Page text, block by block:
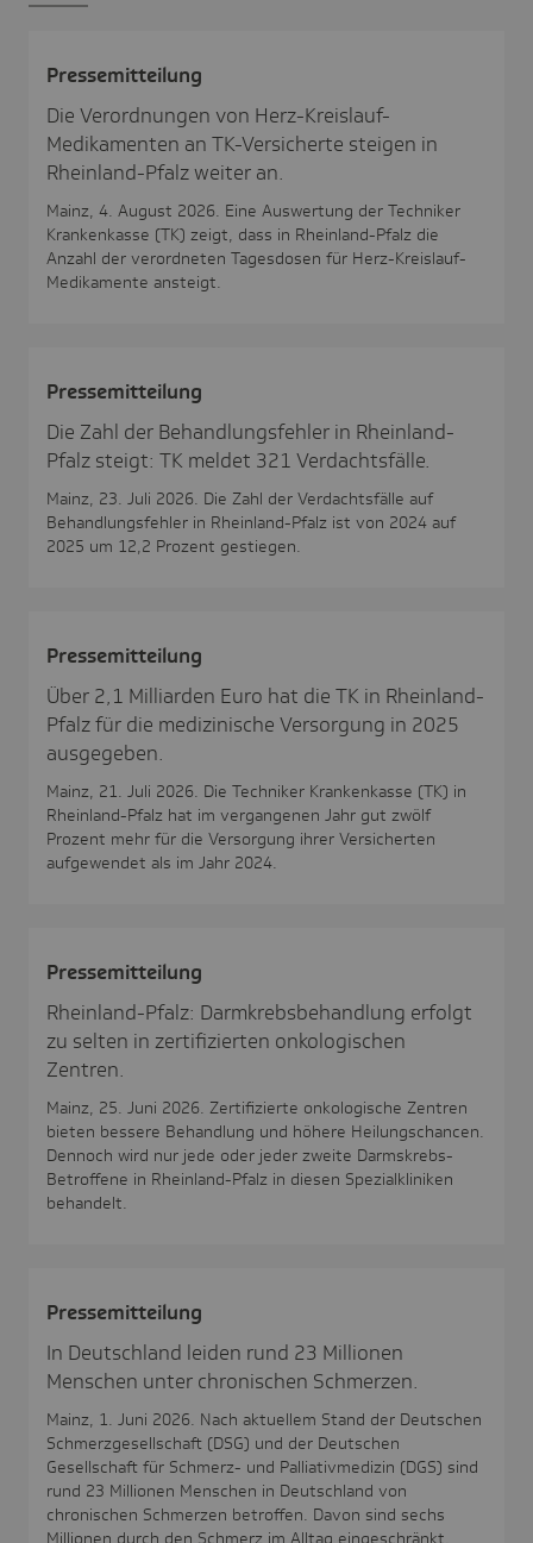
Pres­se­mit­tei­lung
Die Verordnungen von Herz-Kreislauf-
Medikamenten an TK-Versicherte steigen in
Rheinland-Pfalz weiter an.
Mainz, 4. August 2026. Eine Auswertung der Techniker
Krankenkasse (TK) zeigt, dass in Rheinland-Pfalz die
Anzahl der verordneten Tagesdosen für Herz-Kreislauf-
Medikamente ansteigt.
Pres­se­mit­tei­lung
Die Zahl der Behandlungsfehler in Rheinland-
Pfalz steigt: TK meldet 321 Verdachtsfälle.
Mainz, 23. Juli 2026. Die Zahl der Verdachtsfälle auf
Behandlungsfehler in Rheinland-Pfalz ist von 2024 auf
2025 um 12,2 Prozent gestiegen.
Pres­se­mit­tei­lung
Über 2,1 Milliarden Euro hat die TK in Rheinland-
Pfalz für die medizinische Versorgung in 2025
ausgegeben.
Mainz, 21. Juli 2026. Die Techniker Krankenkasse (TK) in
Rheinland-Pfalz hat im vergangenen Jahr gut zwölf
Prozent mehr für die Versorgung ihrer Versicherten
aufgewendet als im Jahr 2024.
Pres­se­mit­tei­lung
Rheinland-Pfalz: Darmkrebsbehandlung erfolgt
zu selten in zertifizierten onkologischen
Zentren.
Mainz, 25. Juni 2026. Zertifizierte onkologische Zentren
bieten bessere Behandlung und höhere Heilungschancen.
Dennoch wird nur jede oder jeder zweite Darmskrebs-
Betroffene in Rheinland-Pfalz in diesen Spezialkliniken
behandelt.
Pres­se­mit­tei­lung
In Deutschland leiden rund 23 Millionen
Menschen unter chronischen Schmerzen.
Mainz, 1. Juni 2026. Nach aktuellem Stand der Deutschen
Schmerzgesellschaft (DSG) und der Deutschen
Gesellschaft für Schmerz- und Palliativmedizin (DGS) sind
rund 23 Millionen Menschen in Deutschland von
chronischen Schmerzen betroffen. Davon sind sechs
Millionen durch den Schmerz im Alltag eingeschränkt.